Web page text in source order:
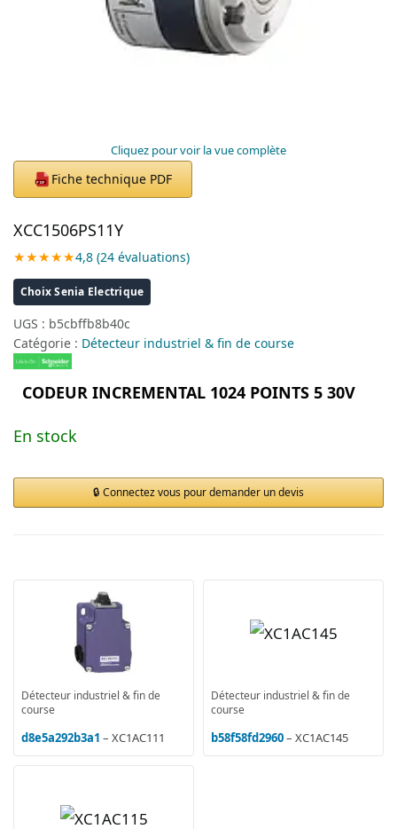
Cliquez pour voir la vue complète
PDF Fiche technique PDF
XCC1506PS11Y
★★★★★4,8 (24 évaluations)
Choix Senia Electrique
UGS : b5cbffb8b40c
Catégorie : Détecteur industriel & fin de course
CODEUR INCREMENTAL 1024 POINTS 5 30V
En stock
Connectez vous pour demander un devis
Détecteur industriel & fin de
course
d8e5a292b3a1 – XC1AC111
Détecteur industriel & fin de
course
b58f58fd2960– XC1AC145